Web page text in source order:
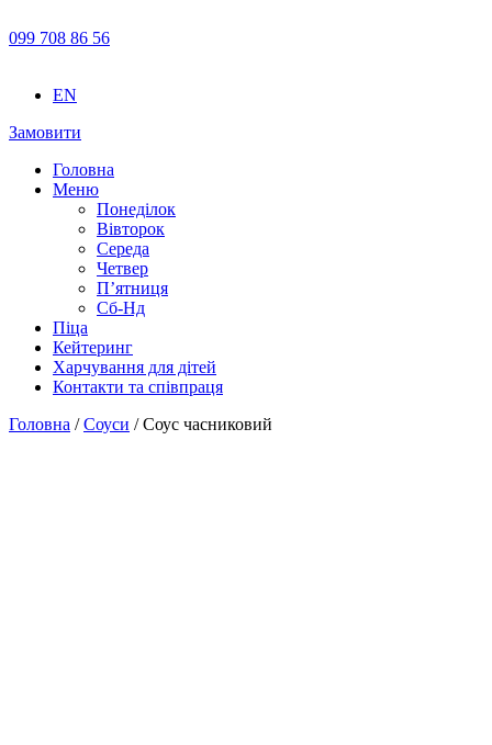
099 708 86 56
EN
Замовити
Головна
Меню
Понеділок
Вівторок
Середа
Четвер
П’ятниця
Сб-Нд
Піца
Кейтеринг
Харчування для дітей
Контакти та співпраця
Головна /Соуси / Соус часниковий